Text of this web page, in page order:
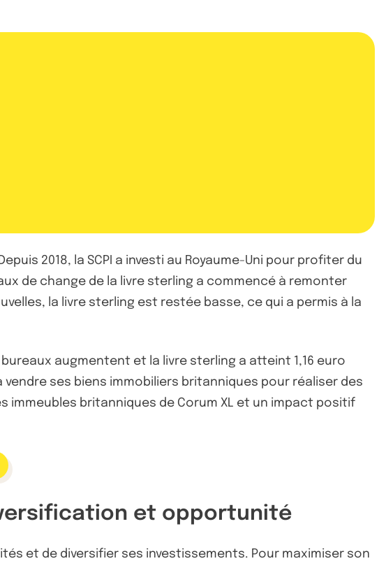
2018, la SCPI a investi au Royaume-Uni pour profiter du
de change de la livre sterling a commencé à remonter
la livre sterling est restée basse, ce qui a permis à la
augmentent et la livre sterling a atteint 1,16 euro
vendre ses biens immobiliers britanniques pour réaliser des
immeubles britanniques de Corum XL et un impact positif
et opportunité
et de diversifier ses investissements. Pour maximiser son